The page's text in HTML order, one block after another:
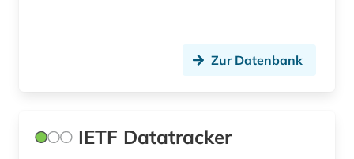
Zur Datenbank
IETF Datatracker